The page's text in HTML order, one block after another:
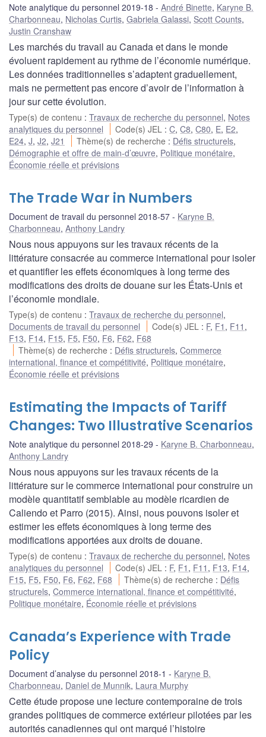
Note analytique du personnel 2019-18 André Binette, Karyne B.
Charbonneau, Nicholas Curtis, Gabriela Galassi, Scott Counts,
Justin Cranshaw
Les marchés du travail au Canada et dans le monde
évoluent rapidement au rythme de l’économie numérique.
Les données traditionnelles s’adaptent graduellement,
mais ne permettent pas encore d’avoir de l’information à
jour sur cette évolution.
Type(s) de contenu : Travaux de recherche du personnel, Notes
analytiques du personnel
Code(s) JEL :C,C8,C80, E, E2,
E24, J, J2, J21 Thème(s) de recherche : Défis structurels,
Démographie et offre de main-d’œuvre, Politique monétaire,
Économie réelle et prévisions
The Trade War in Numbers
Document de travail du personnel 2018-57
Karyne B.
Charbonneau, Anthony Landry
Nous nous appuyons sur les travaux récents de la
littérature consacrée au commerce international pour isoler
et quantifier les effets économiques à long terme des
modifications des droits de douane sur les États-Unis et
l’économie mondiale.
Type(s) de contenu : Travaux de recherche du personnel,
Documents de travail du personnel
Code(s) JEL : F, F1 , F11 ,
F13, F14, F15, F5, F50, F6, F62, F68
Thème(s) de recherche : Défis structurels,Commerce
international, finance et compétitivité, Politique monétaire,
Économie réelle et prévisions
Estimating the Impacts of Tariff
Changes: Two Illustrative Scenarios
Note analytique du personnel 2018-29 Karyne B. Charbonneau,
Anthony Landry
Nous nous appuyons sur les travaux récents de la
littérature sur le commerce international pour construire un
modèle quantitatif semblable au modèle ricardien de
Caliendo et Parro (2015). Ainsi, nous pouvons isoler et
estimer les effets économiques à long terme des
modifications apportées aux droits de douane.
Type(s) de contenu : Travaux de recherche du personnel, Notes
analytiques du personnel
Code(s) JEL : F, F1 , F11 , F13, F14,
F15, F5, F50, F6, F62, F68 Thème(s) de recherche : Défis
structurels, Commerce international, finance et compétitivité,
Politique monétaire, Économie réelle et prévisions
Canada’s Experience with Trade
Policy
Document d’analyse du personnel 2018-1
Karyne B.
Charbonneau, Daniel de Munnik, Laura Murphy
Cette étude propose une lecture contemporaine de trois
grandes politiques de commerce extérieur pilotées par les
autorités canadiennes qui ont marqué l’histoire